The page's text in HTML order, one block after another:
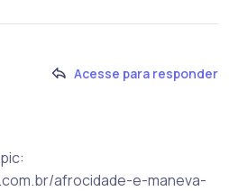
Acesse para responder
afrocidade-e-maneva-